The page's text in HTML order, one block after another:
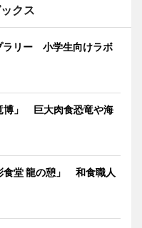
クス
ラリー 小学生向けラボ
博」 巨大肉食恐竜や海
食堂 龍の憩」 和食職人